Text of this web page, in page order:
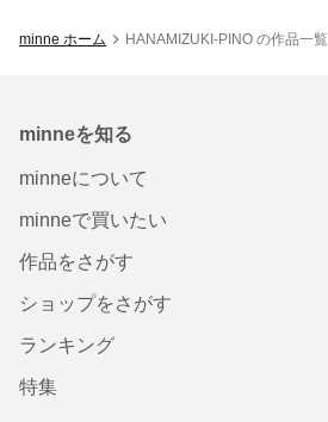
minne ホーム HANAMIZUKI-PINO の作品一覧
minneを知る
minneについて
minneで買いたい
作品をさがす
ショップをさがす
ランキング
特集